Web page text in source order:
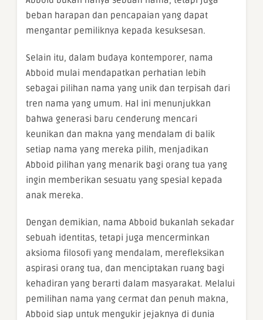
beban harapan dan pencapaian yang dapat
mengantar pemiliknya kepada kesuksesan.
Selain itu, dalam budaya kontemporer, nama
Abboid mulai mendapatkan perhatian lebih
sebagai pilihan nama yang unik dan terpisah dari
tren nama yang umum. Hal ini menunjukkan
bahwa generasi baru cenderung mencari
keunikan dan makna yang mendalam di balik
setiap nama yang mereka pilih, menjadikan
Abboid pilihan yang menarik bagi orang tua yang
ingin memberikan sesuatu yang spesial kepada
anak mereka.
Dengan demikian, nama Abboid bukanlah sekadar
sebuah identitas, tetapi juga mencerminkan
aksioma filosofi yang mendalam, merefleksikan
aspirasi orang tua, dan menciptakan ruang bagi
kehadiran yang berarti dalam masyarakat. Melalui
pemilihan nama yang cermat dan penuh makna,
Abboid siap untuk mengukir jejaknya di dunia